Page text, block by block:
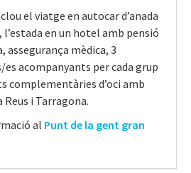
el viatge en autocar d’anada
l’estada en un hotel amb pensió
assegurança mèdica, 3
acompanyants per cada grup
complementàries d’oci amb
Reus i Tarragona.
al Punt de la gent gran